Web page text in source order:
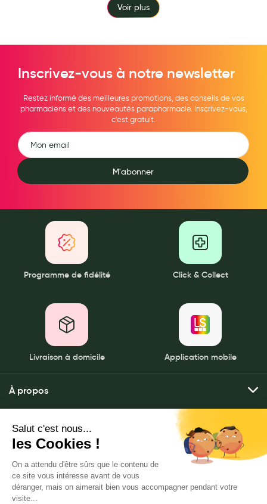
Voir plus
Inscrivez-vous à notre newsletter
Restez informé des meilleures promotions, des conseils de vos
pharmaciens et des nouveautés parapharmacie. Inscrivez-vous,
c'est gratuit.
M'abonner
Programme de fidélité Click & Collect
Livraison à domicile Application mobile
À propos
Qui sommes-nous ?
Nos pharmacies
Mentions légales
Politique de gestion des données personnelles
CGU
Mes services
Envoyer mes ordonnances
Commander mes produits
Livraison à domicile
Click & rendez-vous
LeaderSanté, 82 bis rue Thiers
92100 Boulogne-Billancourt